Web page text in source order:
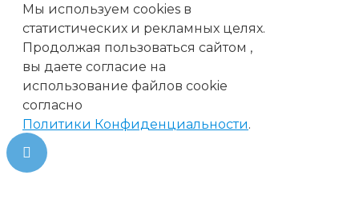
Мы используем cookies в
статистических и рекламных целях.
Продолжая пользоваться сайтом ,
вы даете согласие на
использование файлов cookie
согласно
Политики Конфиденциальности.